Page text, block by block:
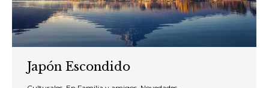
Japón Escondido